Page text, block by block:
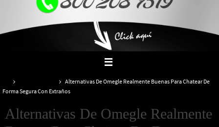
Inicio
Alternativas De Omegle Realmente Buenas Para Chatear De
Forma Segura Con Extraños
Alternativas De Omegle Realmente